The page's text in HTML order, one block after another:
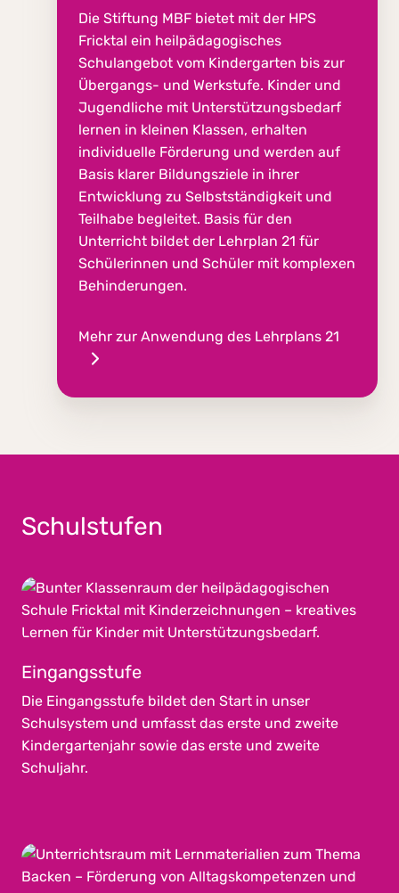
Die Stiftung MBF bietet mit der HPS
Fricktal ein heilpädagogisches
Schulangebot vom Kindergarten bis zur
Übergangs- und Werkstufe. Kinder und
Jugendliche mit Unterstützungsbedarf
lernen in kleinen Klassen, erhalten
individuelle Förderung und werden auf
Basis klarer Bildungsziele in ihrer
Entwicklung zu Selbstständigkeit und
Teilhabe begleitet. Basis für den
Unterricht bildet der Lehrplan 21 für
Schülerinnen und Schüler mit komplexen
Behinderungen.
Mehr zur Anwendung des Lehrplans 21
Schulstufen
Eingangsstufe
Die Eingangsstufe bildet den Start in unser
Schulsystem und umfasst das erste und zweite
Kindergartenjahr sowie das erste und zweite
Schuljahr.